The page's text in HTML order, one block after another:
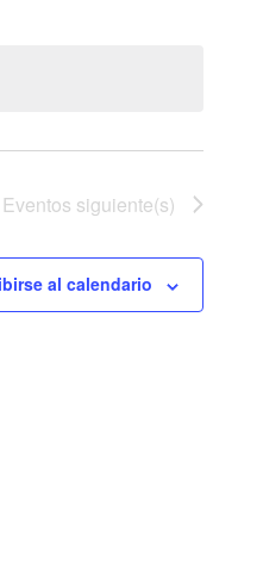
Eventos siguiente(s)
al calendario